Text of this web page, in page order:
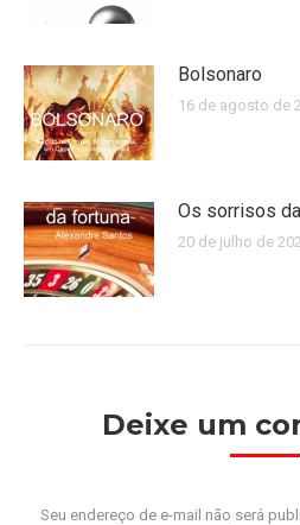
Bolsonaro
16 de agosto de
Os sorrisos
20 de julho de
Deixe um
Seu endereço de e-mail não será